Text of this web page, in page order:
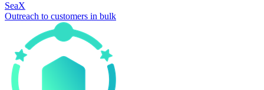
SeaX
Outreach to customers in bulk